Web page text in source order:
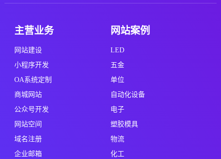
主营业务
网站建设
小程序开发
OA系统定制
商城网站
公众号开发
网站空间
域名注册
企业邮箱
网站案例
LED
五金
单位
自动化设备
电子
塑胶模具
物流
化工